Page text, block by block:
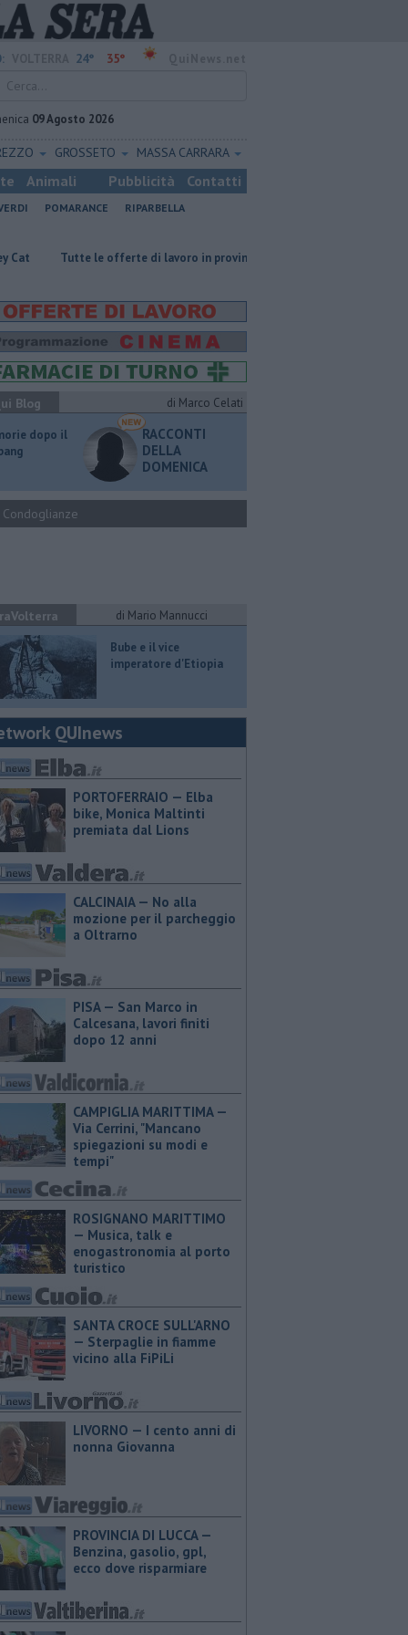
24° 35°
09 Agosto 2026
GROSSETO MASSA CARRARA
Animali Pubblicità Contatti
POMARANCE
RIPARBELLA
le offerte di lavoro in provincia di Pisa
Blog di Marco Celati
dopo il
RACCONTI
DELLA
DOMENICA
Condoglianze
di Mario Mannucci
​Bube e il vice
imperatore d'Etiopia
QUInews
PORTOFERRAIO — Elba
bike, Monica Maltinti
premiata dal Lions
CALCINAIA — No alla
mozione per il parcheggio
a Oltrarno
PISA — San Marco in
Calcesana, lavori finiti
dopo 12 anni
CAMPIGLIA MARITTIMA —
Via Cerrini, "Mancano
spiegazioni su modi e
tempi"
ROSIGNANO MARITTIMO
— Musica, talk e
enogastronomia al porto
turistico
SANTA CROCE SULL'ARNO
— Sterpaglie in fiamme
vicino alla FiPiLi
LIVORNO — I cento anni di
nonna Giovanna
PROVINCIA DI LUCCA — ​
Benzina, gasolio, gpl,
ecco dove risparmiare